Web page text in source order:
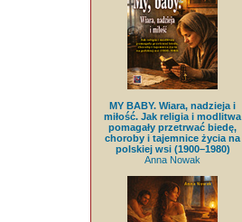
MY BABY. Wiara, nadzieja i
miłość. Jak religia i modlitwa
pomagały przetrwać biedę,
choroby i tajemnice życia na
polskiej wsi (1900–1980)
Anna Nowak